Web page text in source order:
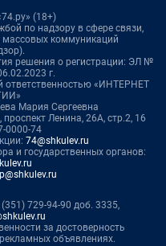
(18+)
по надзору в сфере связи,
коммуникаций
решения о регистрации: ЭЛ №
г.
ответственностью «ИНТЕРНЕТ
Мария Сергеевна
Ленина, 26А, стр.2, 16
0000-74
74@shkulev.ru
и государственных органов:
729-94-90 доб. 3335,
за достоверность
объявлениях.